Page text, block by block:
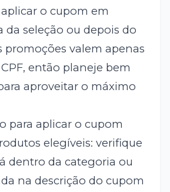
o cupom em
da seleção ou depois do
promoções valem apenas
então planeje bem
aproveitar o máximo
para aplicar o cupom
elegíveis: verifique
dentro da categoria ou
na descrição do cupom